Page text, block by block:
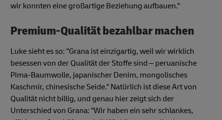
wir konnten eine großartige Beziehung aufbauen."
Premium-Qualität bezahlbar machen
Luke sieht es so: "Grana ist einzigartig, weil wir wirklich
besessen von der Qualität der Stoffe sind – peruanische
Pima-Baumwolle, japanischer Denim, mongolisches
Kaschmir, chinesische Seide." Natürlich ist diese Art von
Qualität nicht billig, und genau hier zeigt sich der
Unterschied von Grana: "Wir haben ein sehr schlankes,